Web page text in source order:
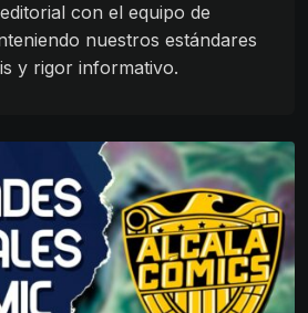
con el equipo de
nuestros estándares
y rigor informativo.